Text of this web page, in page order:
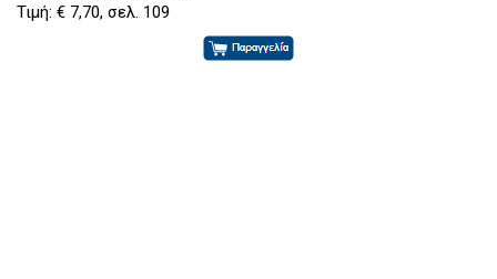
Τιμή: € 7,70, σελ. 109